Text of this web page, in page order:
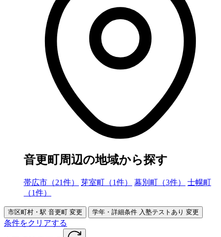
音更町周辺の地域から探す
帯広市（21件） 芽室町（1件） 幕別町（3件）
士幌町
（1件）
市区町村・駅 音更町 変更 学年・詳細条件 入塾テストあり 変更
条件をクリアする